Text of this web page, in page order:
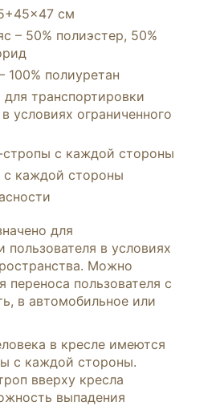
см
– 50% полиэстер, 50%
100% полиуретан
для транспортировки
условиях ограниченного
с каждой стороны
с каждой стороны
для
пользователя в условиях
Можно
переноса пользователя с
в автомобильное или
в кресле имеются
с каждой стороны.
вверху кресла
выпадения